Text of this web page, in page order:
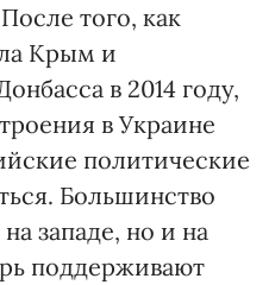
того, как
Крым и
в 2014 году,
в Украине
политические
Большинство
западе, но и на
поддерживают